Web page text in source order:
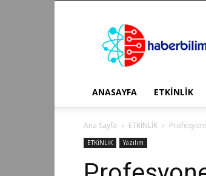
Haber
Bilim
Teknoloji
ANASAYFA ETKİNLİK
Ana Sayfa ETKİNLİK
ETKİNLİK Yazılım